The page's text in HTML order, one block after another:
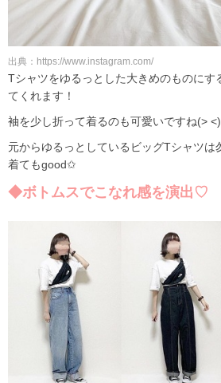
出典：https://www.instagram.com/
Tシャツをゆるっとした大きめのものにす
てくれます！
袖を少し折って着るのも可愛いですね(>
元からゆるっとしているビッグTシャツは
着てもgood✩
◆ボトムスでこなれ感を演出♡